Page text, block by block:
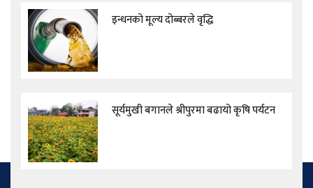
इन्धनको मूल्य दोब्बरले वृद्धि
सूर्यमुखी बगानले श्रीपुरमा बढायो कृषि पर्यटन